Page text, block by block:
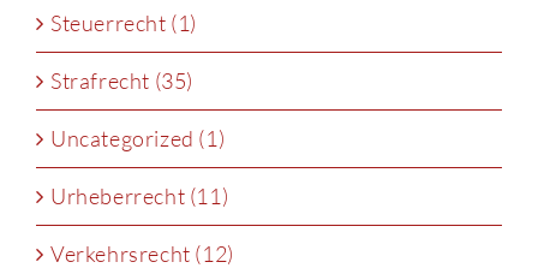
Steuerrecht (1)
Strafrecht (35)
Uncategorized (1)
Urheberrecht (11)
Verkehrsrecht (12)